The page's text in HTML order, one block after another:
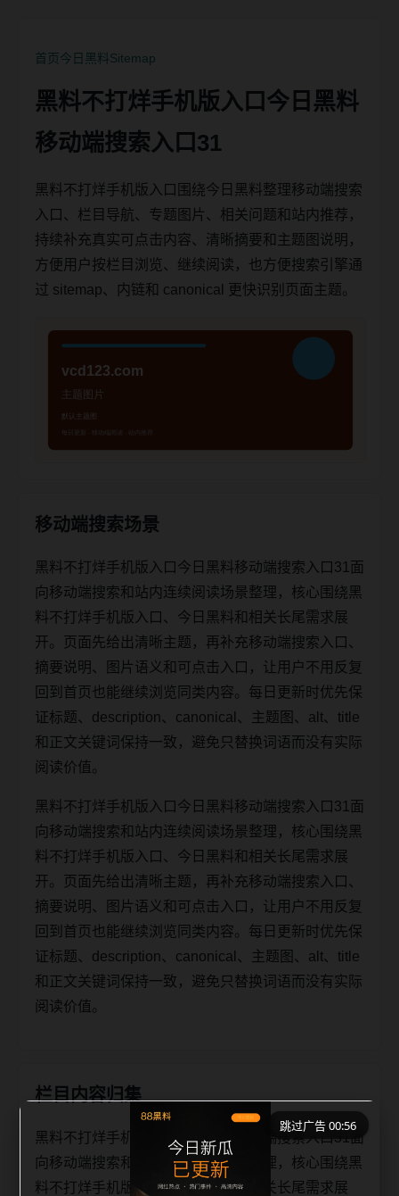
首页今日黑料Sitemap
黑料不打烊手机版入口今日黑料
移动端搜索入口31
黑料不打烊手机版入口围绕今日黑料整理移动端搜索
入口、栏目导航、专题图片、相关问题和站内推荐，
持续补充真实可点击内容、清晰摘要和主题图说明，
方便用户按栏目浏览、继续阅读，也方便搜索引擎通
过 sitemap、内链和 canonical 更快识别页面主题。
移动端搜索场景
黑料不打烊手机版入口今日黑料移动端搜索入口31面
向移动端搜索和站内连续阅读场景整理，核心围绕黑
料不打烊手机版入口、今日黑料和相关长尾需求展
开。页面先给出清晰主题，再补充移动端搜索入口、
摘要说明、图片语义和可点击入口，让用户不用反复
回到首页也能继续浏览同类内容。每日更新时优先保
证标题、description、canonical、主题图、alt、title
和正文关键词保持一致，避免只替换词语而没有实际
阅读价值。
黑料不打烊手机版入口今日黑料移动端搜索入口31面
向移动端搜索和站内连续阅读场景整理，核心围绕黑
料不打烊手机版入口、今日黑料和相关长尾需求展
开。页面先给出清晰主题，再补充移动端搜索入口、
摘要说明、图片语义和可点击入口，让用户不用反复
回到首页也能继续浏览同类内容。每日更新时优先保
证标题、description、canonical、主题图、alt、title
和正文关键词保持一致，避免只替换词语而没有实际
阅读价值。
栏目内容归集
黑料不打烊手机版入口今日黑料移动端搜索入口31面
向移动端搜索和站内连续阅读场景整理，核心围绕黑
料不打烊手机版入口、今日黑料和相关长尾需求展
跳过广告 00:56